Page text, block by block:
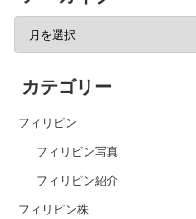
カテゴリー
フィリピン
フィリピン写真
フィリピン紹介
フィリピン株